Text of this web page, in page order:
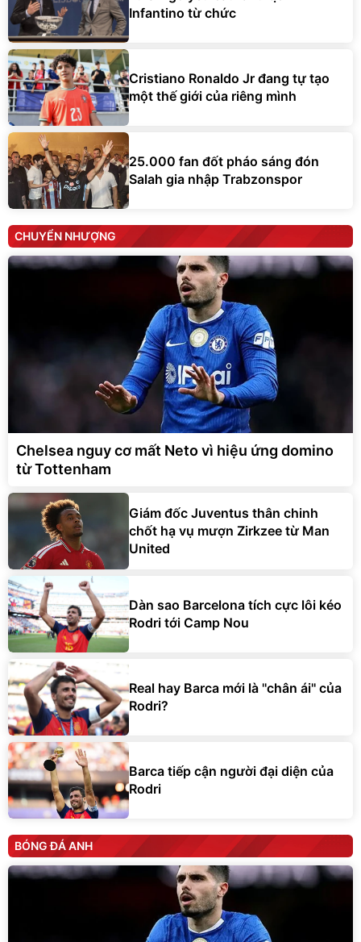
Infantino từ chức
Cristiano Ronaldo Jr đang tự tạo
một thế giới của riêng mình
25.000 fan đốt pháo sáng đón
Salah gia nhập Trabzonspor
CHUYỂN NHƯỢNG
Chelsea nguy cơ mất Neto vì hiệu ứng domino
từ Tottenham
Giám đốc Juventus thân chinh
chốt hạ vụ mượn Zirkzee từ Man
United
Dàn sao Barcelona tích cực lôi kéo
Rodri tới Camp Nou
Real hay Barca mới là ''chân ái'' của
Rodri?
Barca tiếp cận người đại diện của
Rodri
BÓNG ĐÁ ANH